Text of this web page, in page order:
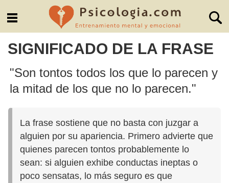
SIGNIFICADO DE LA FRASE
"Son tontos todos los que lo parecen y
la mitad de los que no lo parecen."
La frase sostiene que no basta con juzgar a
alguien por su apariencia. Primero advierte que
quienes parecen tontos probablemente lo
sean: si alguien exhibe conductas ineptas o
poco sensatas, lo más seguro es que